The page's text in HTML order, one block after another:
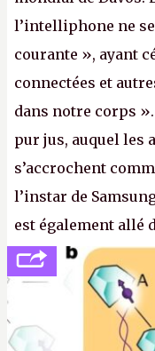
l’intelliphone ne
courante », ayant
connectées et
dans notre corps
pur jus, auquel les
s’accrochent
l’instar de
est également allé
tout » et de
considère comme «
informatique après
(Crédit photo :